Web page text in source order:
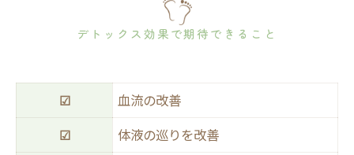
デトックス効果で期待できること
☑
血流の改善
☑
体液の巡りを改善